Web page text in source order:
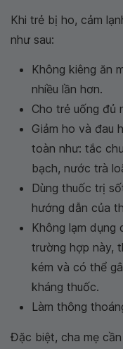
Khi trẻ bị ho, cảm
như sau:
Không kiêng ăn
nhiều lần hơn.
Cho trẻ uống đủ
Giảm ho và đau
toàn như: tắc
bạch, nước trà
Dùng thuốc trị
hướng dẫn của
Không lạm dụng
trường hợp này,
kém và có thể
kháng thuốc.
Làm thông
Đặc biệt, cha mẹ